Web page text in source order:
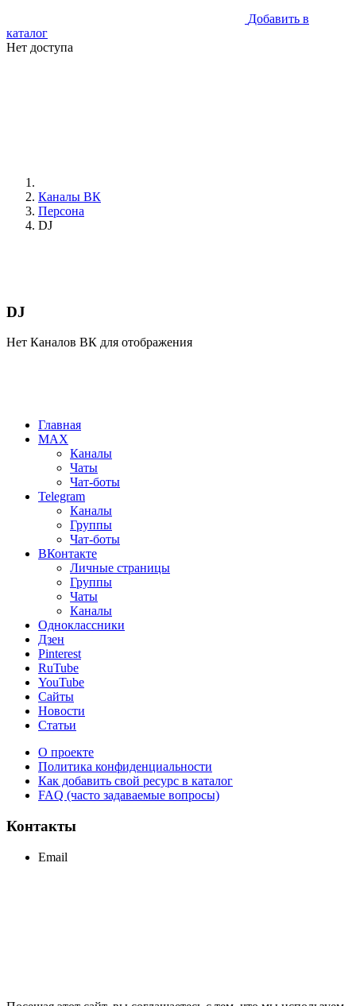
Добавить в
каталог
Нет доступа
Каналы ВК
Персона
DJ
DJ
Нет Каналов ВК для отображения
Главная
MAX
Каналы
Чаты
Чат-боты
Telegram
Каналы
Группы
Чат-боты
ВКонтакте
Личные страницы
Группы
Чаты
Каналы
Одноклассники
Дзен
Pinterest
RuTube
YouTube
Сайты
Новости
Статьи
О проекте
Политика конфиденциальности
Как добавить свой ресурс в каталог
FAQ (часто задаваемые вопросы)
Контакты
Email